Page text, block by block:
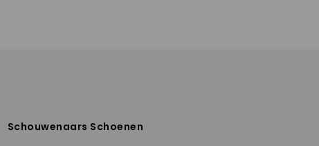
Schouwenaars Schoenen